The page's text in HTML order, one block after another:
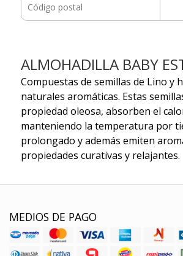
ALMOHADILLA BABY
Compuestas de semillas de Lino y
naturales aromáticas. Estas
propiedad oleosa, absorben el
manteniendo la temperatura por
prolongado y además emiten
propiedades curativas y relajantes.
MEDIOS DE PAGO